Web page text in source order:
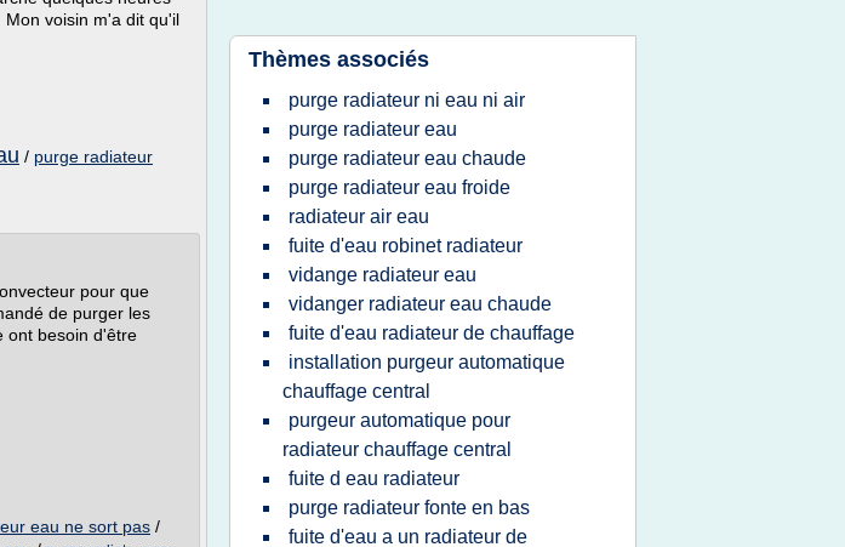
voisin m'a dit qu'il
/ purge radiateur
pour que
de purger les
ont besoin d'être
eau ne sort pas /
Thèmes associés
purge radiateur ni eau ni air
purge radiateur eau
purge radiateur eau chaude
purge radiateur eau froide
radiateur air eau
fuite d'eau robinet radiateur
vidange radiateur eau
vidanger radiateur eau chaude
fuite d'eau radiateur de chauffage
installation purgeur automatique
chauffage central
purgeur automatique pour
radiateur chauffage central
fuite d eau radiateur
purge radiateur fonte en bas
fuite d'eau a un radiateur de